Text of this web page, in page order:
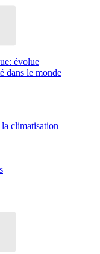
évolue
dans le monde
climatisation